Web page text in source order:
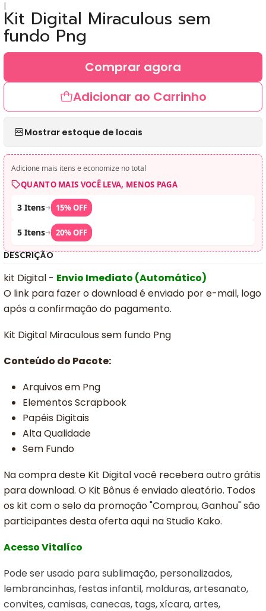
|Kit Digital Miraculous sem
fundo Png
Adicionar ao Carrinho
Comprar agora
Mostrar estoque de locais
Adicione mais itens e economize no total
QUANTO MAIS VOCÊ LEVA, MENOS PAGA
3 Itens➜ 15% OFF
5 Itens➜ 20% OFF
DESCRIÇÃO
kit Digital - Envio Imediato (Automático)
O link para fazer o download é enviado por e-mail, logo
após a confirmação do pagamento.
Kit Digital Miraculous sem fundo Png
Conteúdo do Pacote:
Arquivos em Png
Elementos Scrapbook
Papéis Digitais
Alta Qualidade
Sem Fundo
Na compra deste Kit Digital você recebera outro grátis
para download. O Kit Bônus é enviado aleatório. Todos
os kit com o selo da promoção "Comprou, Ganhou" são
participantes desta oferta aqui na Studio Kako.
Acesso Vitalíco
Pode ser usado para sublimação, personalizados,
lembrancinhas, festas infantil, molduras, artesanato,
convites, camisas, canecas, tags, xícara, artes,